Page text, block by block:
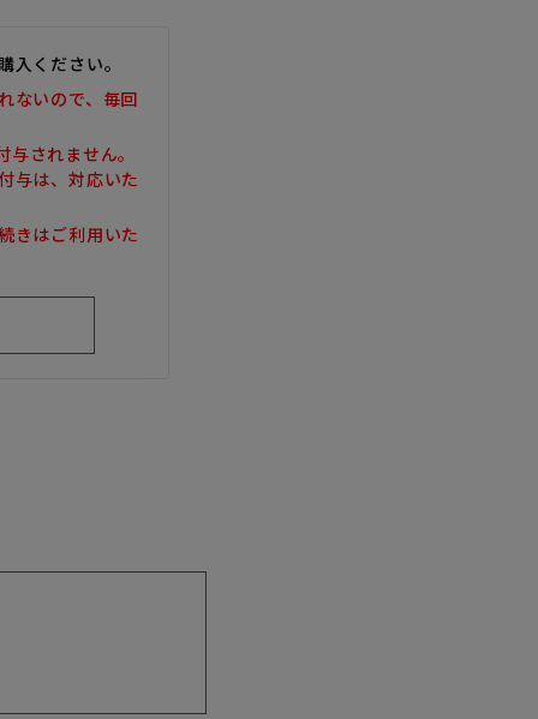
入ください。
ないので、毎回
されません。
与は、対応いた
きはご利用いた